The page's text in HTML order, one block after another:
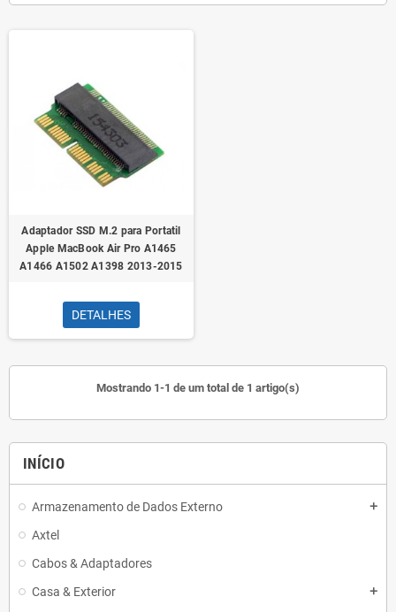
INÍCIO
Armazenamento de Dados Externo add
Axtel
Cabos & Adaptadores
Casa & Exterior
add
Adaptador SSD M.2 para Portatil
Apple MacBook Air Pro A1465
A1466 A1502 A1398 2013-2015
DETALHES
Mostrando 1-1 de um total de 1 artigo(s)